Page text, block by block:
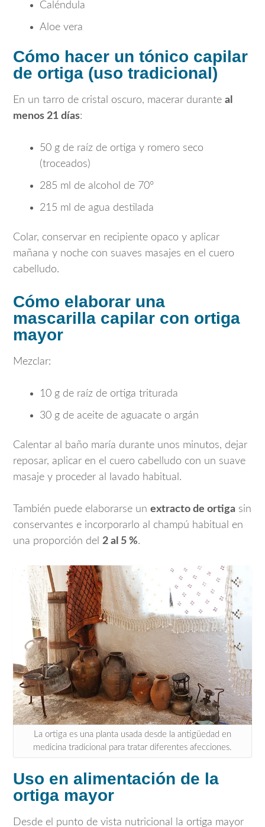
Caléndula
Aloe vera
Cómo hacer un tónico capilar
de ortiga (uso tradicional)
En un tarro de cristal oscuro, macerar durante al
menos 21 días:
50 g de raíz de ortiga y romero seco
(troceados)
285 ml de alcohol de 70º
215 ml de agua destilada
Colar, conservar en recipiente opaco y aplicar
mañana y noche con suaves masajes en el cuero
cabelludo.
Cómo elaborar una
mascarilla capilar con ortiga
mayor
Mezclar:
10 g de raíz de ortiga triturada
30 g de aceite de aguacate o argán
Calentar al baño maría durante unos minutos, dejar
reposar, aplicar en el cuero cabelludo con un suave
masaje y proceder al lavado habitual.
También puede elaborarse un extracto de ortiga sin
conservantes e incorporarlo al champú habitual en
una proporción del 2 al 5 %.
La ortiga es una planta usada desde la antigüedad en
medicina tradicional para tratar diferentes afecciones.
Uso en alimentación de la
ortiga mayor
Desde el punto de vista nutricional la ortiga mayor